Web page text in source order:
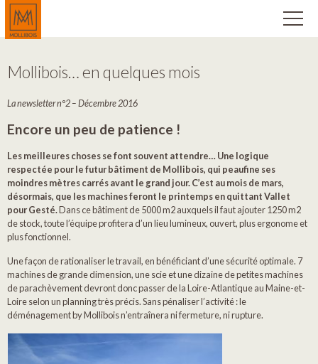
Mollibois… en quelques mois
La newsletter n°2 – Décembre 2016
Encore un peu de patience !
Les meilleures choses se font souvent attendre… Une logique
respectée pour le futur bâtiment de Mollibois, qui peaufine ses
moindres mètres carrés avant le grand jour. C’est au mois de mars,
désormais, que les machines feront le printemps en quittant Vallet
pour Gesté.Dans ce bâtiment de 5000 m2 auxquels il faut ajouter 1250 m2
de stock, toute l’équipe profitera d’un lieu lumineux, ouvert, plus ergonome et
plus fonctionnel.
Une façon de rationaliser le travail, en bénéficiant d’une sécurité optimale. 7
machines de grande dimension, une scie et une dizaine de petites machines
de parachèvement devront donc passer de la Loire-Atlantique au Maine-et-
Loire selon un planning très précis. Sans pénaliser l’activité : le
déménagement by Mollibois n’entraînera ni fermeture, ni rupture.